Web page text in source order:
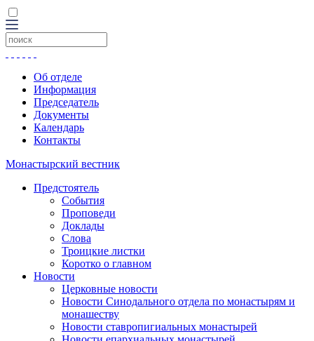
Об отделе
Информация
Председатель
Документы
Календарь
Контакты
Монастырский вестник
Предстоятель
События
Проповеди
Доклады
Слова
Троицкие листки
Коротко о главном
Новости
Церковные новости
Новости Синодального отдела по монастырям и
монашеству
Новости ставропигиальных монастырей